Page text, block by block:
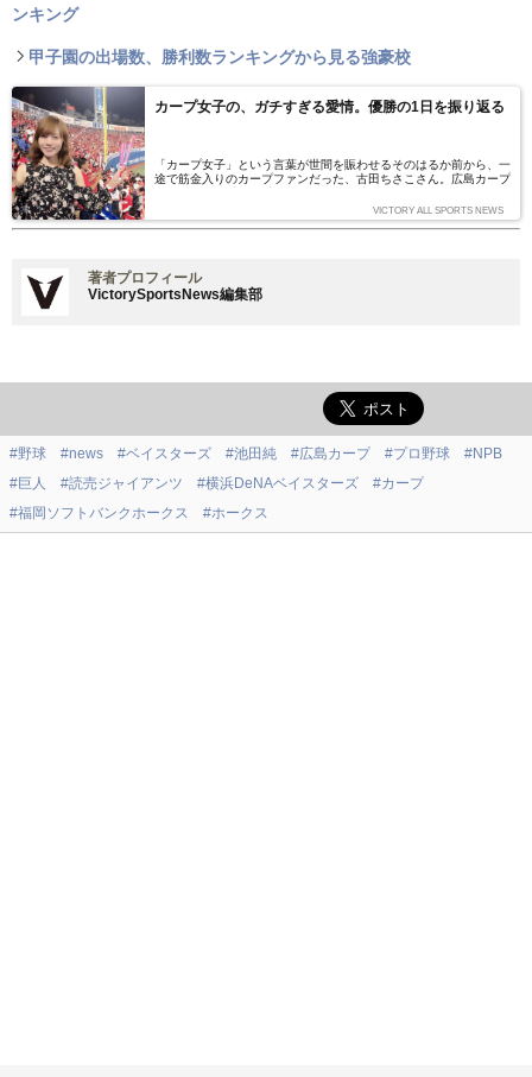
ンキング
甲子園の出場数、勝利数ランキングから見る強豪校
カープ女子の、ガチすぎる愛情。優勝の1日を振り返る
「カープ女子」という言葉が世間を賑わせるそのはるか前から、一
途で筋金入りのカープファンだった、古田ちさこさん。広島カープ
を、どのようにして迎え、過ごしたのでしょうか？ 決して派手と
はいえなくとも、純粋な愛情に満ち溢れていた1日を振り返ります
VICTORY ALL SPORTS NEWS
著者プロフィール
VictorySportsNews編集部
#野球 #news #ベイスターズ #池田純 #広島カープ #プロ野球
#NPB
#巨人
#読売ジャイアンツ #横浜DeNAベイスターズ
#カープ
#福岡ソフトバンクホークス
#ホークス